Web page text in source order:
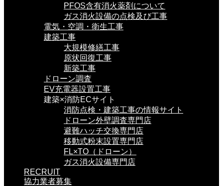
PFOS含有消火薬剤について
ガス消火設備の点検及び工事
電気・空調・衛生工事
建築工事
大規模修繕工事
原状回復工事
新築工事
ドローン調査
EV充電器設置工事
建築×消防ECサイト
消防点検・建築工事の情報サイト
ドローン外壁調査専門店
避難ハッチ交換専門店
移動式粉末設置専門店
FL×TO（ドローン）
ガス消火設備専門店
RECRUIT
協力業者募集